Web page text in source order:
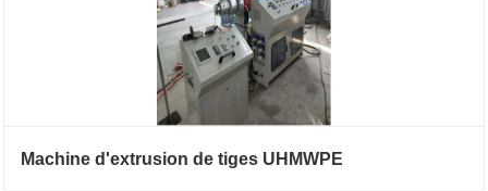
Machine d'extrusion de tiges UHMWPE